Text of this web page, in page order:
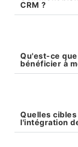
CRM ?
Qu'est-ce
bénéficier à
Quelles
l'intégration